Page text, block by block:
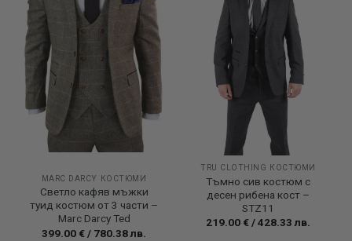
MARC DARCY КОСТЮМИ
Светло кафяв мъжки
туид костюм от 3 части –
Marc Darcy Ted
399.00 € / 780.38лв.
TRU CLOTHING КОСТЮМИ
Тъмно сив костюм с
десен рибена кост –
STZ11
219.00 €/428.33лв.